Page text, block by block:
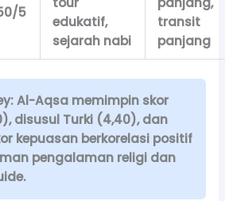
5
edukatif,
sejarah nabi
transit
panjang
Al-Aqsa memimpin skor
disusul Turki (4,40), dan
kepuasan berkorelasi positif
pengalaman religi dan